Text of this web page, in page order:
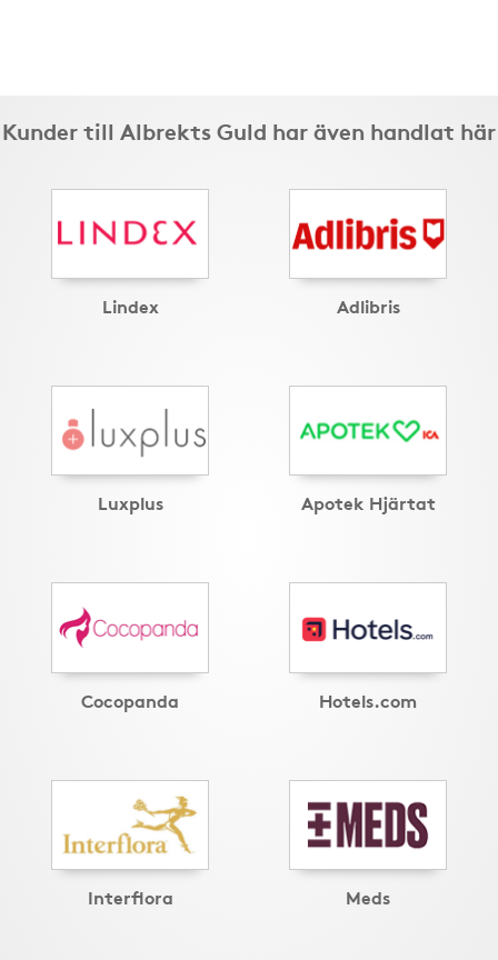
Kunder till Albrekts Guld har även handlat här
Lindex Adlibris
Luxplus Apotek Hjärtat
Cocopanda Hotels.com
Interflora Meds